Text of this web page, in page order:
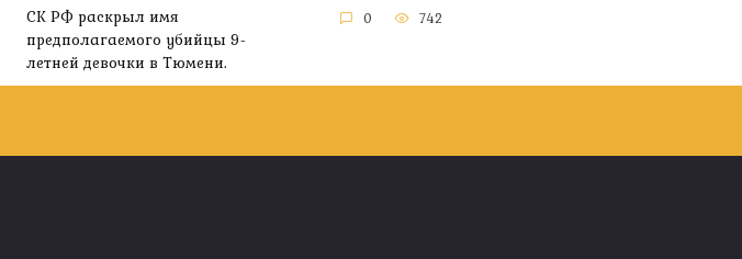
СК РФ раскрыл имя
предполагаемого убийцы 9-
летней девочки в Тюмени.
0 742